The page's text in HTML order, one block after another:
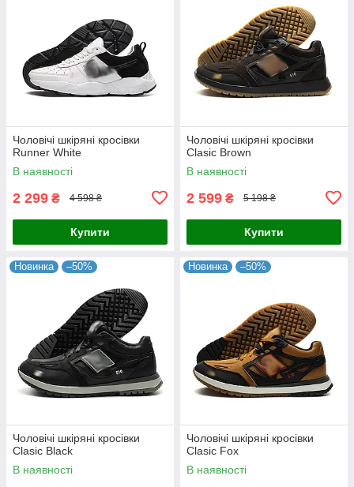
Чоловічі шкіряні кросівки
Runner White
В наявності
2 299 ₴ 4 598 ₴
Купити
Чоловічі шкіряні кросівки
Clasic Brown
В наявності
2 599 ₴ 5 198 ₴
Купити
Новинка –50%
Чоловічі шкіряні кросівки
Clasic Black
В наявності
Новинка –50%
Чоловічі шкіряні кросівки
Clasic Fox
В наявності